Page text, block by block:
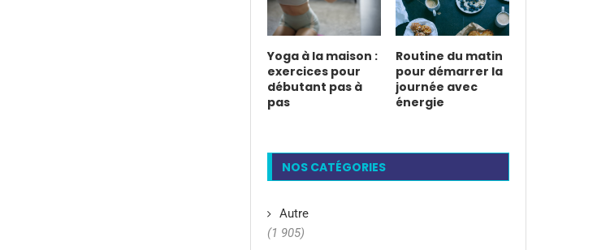
Yoga à la maison :
exercices pour
débutant pas à
pas
Routine du matin
pour démarrer la
journée avec
énergie
NOS CATÉGORIES
Autre
(1 905)